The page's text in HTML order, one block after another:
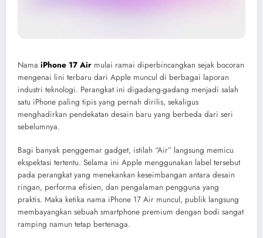
Nama iPhone 17 Air mulai ramai diperbincangkan sejak bocoran
mengenai lini terbaru dari Apple muncul di berbagai laporan
industri teknologi. Perangkat ini digadang-gadang menjadi salah
satu iPhone paling tipis yang pernah dirilis, sekaligus
menghadirkan pendekatan desain baru yang berbeda dari seri
sebelumnya.
Bagi banyak penggemar gadget, istilah “Air” langsung memicu
ekspektasi tertentu. Selama ini Apple menggunakan label tersebut
pada perangkat yang menekankan keseimbangan antara desain
ringan, performa efisien, dan pengalaman pengguna yang
praktis. Maka ketika nama iPhone 17 Air muncul, publik langsung
membayangkan sebuah smartphone premium dengan bodi sangat
ramping namun tetap bertenaga.